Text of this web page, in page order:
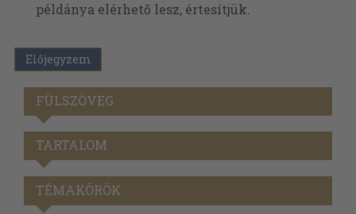
példánya elérhető lesz, értesítjük.
Előjegyzem
FÜLSZÖVEG
TARTALOM
TÉMAKÖRÖK